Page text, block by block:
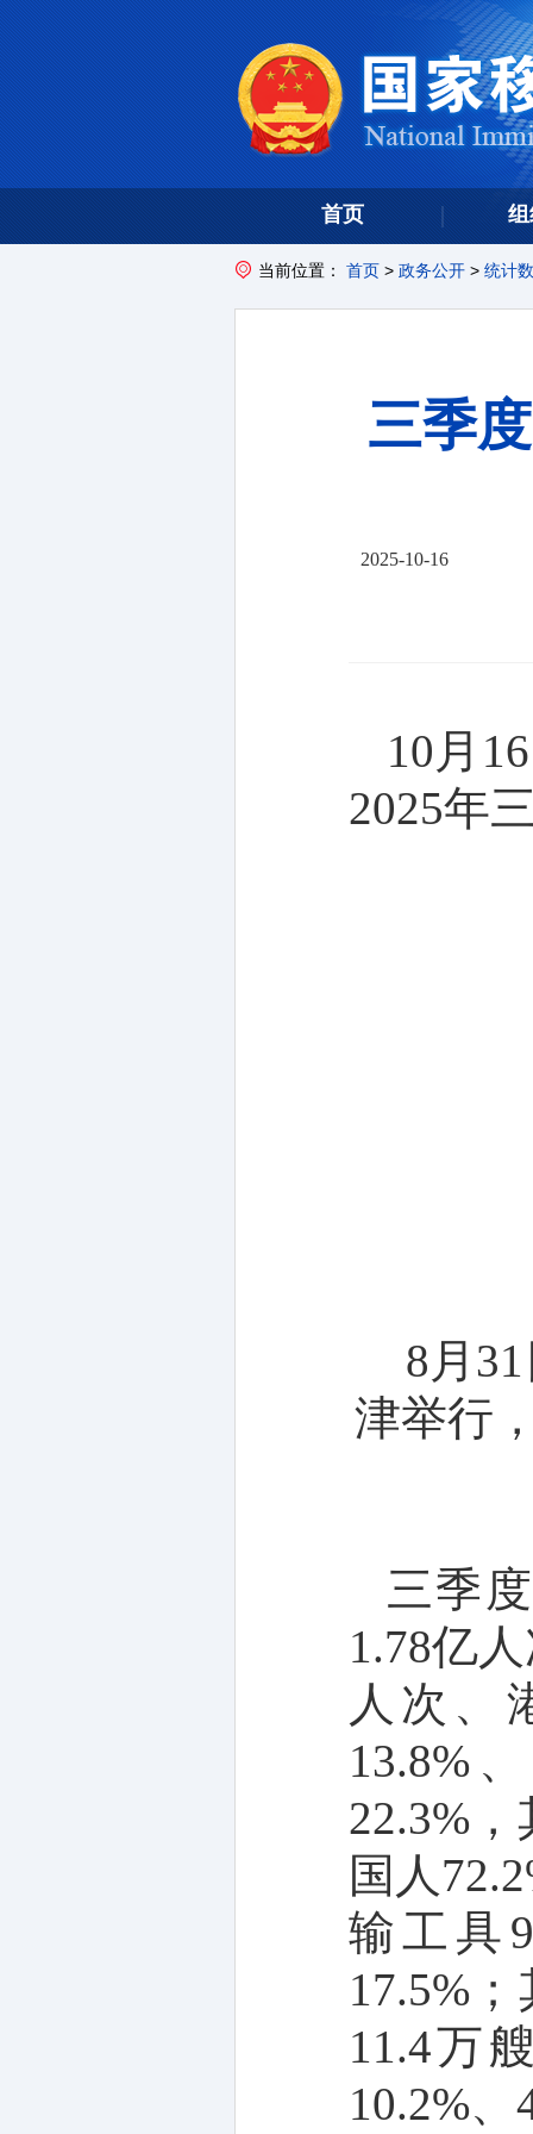
首页
当前位置： 首页> 政务公开> 统计
三季
2025-10-16
10 月 16
2025年
8 月 31
津举行
三季
1.78亿
人次、
13.8%、
22.3%，
国人
输工具
17.5%；
11.4万
10.2%、